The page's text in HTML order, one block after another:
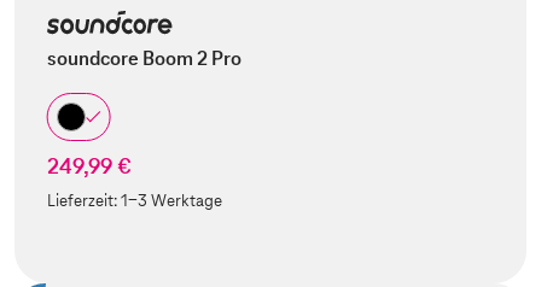
soundcore Boom 2 Pro
249,99 €
Lieferzeit:1-3 Werktage